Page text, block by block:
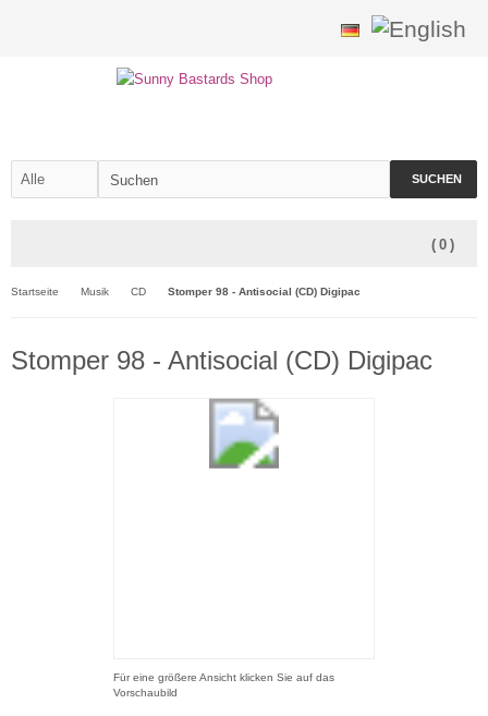
SUCHEN
( 0 )
Startseite Musik CD Stomper 98 - Antisocial (CD) Digipac
Stomper 98 - Antisocial (CD) Digipac
Für eine größere Ansicht klicken Sie auf das
Vorschaubild